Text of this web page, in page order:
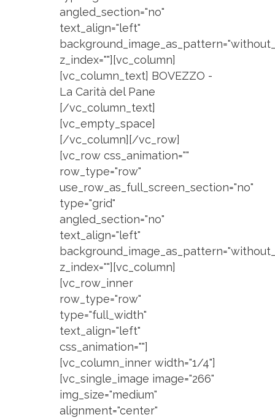
angled_section="no"
text_align="left"
z_index=""][vc_column]
[vc_column_text] BOVEZZO -
La Carità del Pane
[/vc_column_text]
[vc_empty_space]
[/vc_column][/vc_row]
[vc_row css_animation=""
row_type="row"
use_row_as_full_screen_section="no"
type="grid"
angled_section="no"
text_align="left"
z_index=""][vc_column]
[vc_row_inner
row_type="row"
type="full_width"
text_align="left"
css_animation=""]
[vc_column_inner width="1/4"]
[vc_single_image image="266"
img_size="medium"
alignment="center"